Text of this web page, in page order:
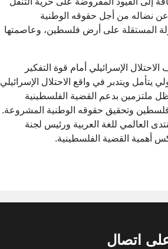
نضاله من أجل حقوقه الوطنية
المستقلة على أرض فلسطين، وعاصمتها
الإسرائيلي أمام قوة التفكير
ويتدبر في واقع الاحتلال الإسرائيلي
ملتزمين بدعم القضية الفلسطينية
وتحقيق حقوقه الوطنية المشروعة.
العالمي للغة العربية ورئيس لجنة
أهمية القضية الفلسطينية.
اتصال